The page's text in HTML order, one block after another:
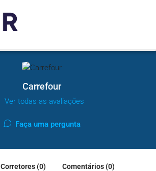
Carrefour
Ver todas as avaliações
Faça uma pergunta
Corretores (0) Comentários (0)